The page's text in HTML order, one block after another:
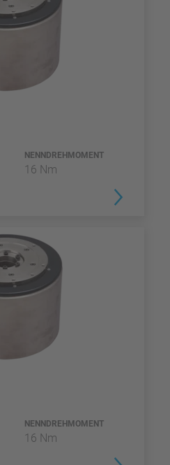
NENNDREHMOMENT
16 Nm
NENNDREHMOMENT
16 Nm